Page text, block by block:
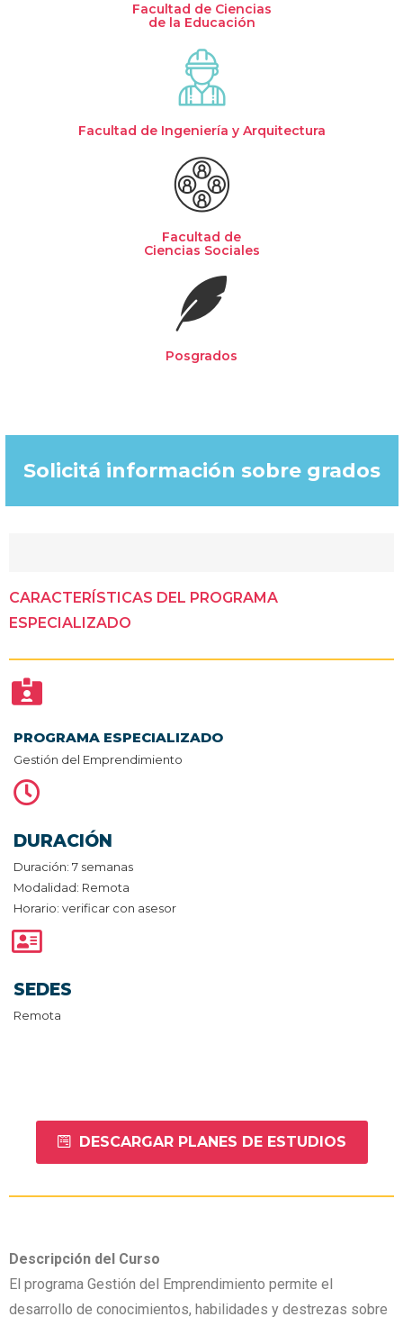
Facultad de Ciencias
de la Educación
Facultad de Ingeniería y Arquitectura
Facultad de
Ciencias Sociales
Posgrados
Solicitá información sobre grados​
CARACTERÍSTICAS DEL PROGRAMA
ESPECIALIZADO
PROGRAMA ESPECIALIZADO
Gestión del Emprendimiento
DURACIÓN
Duración: 7 semanas
Modalidad: Remota
Horario: verificar con asesor
SEDES
Remota
DESCARGAR PLANES DE ESTUDIOS
Descripción del Curso
El programa Gestión del Emprendimiento permite el
desarrollo de conocimientos, habilidades y destrezas sobre